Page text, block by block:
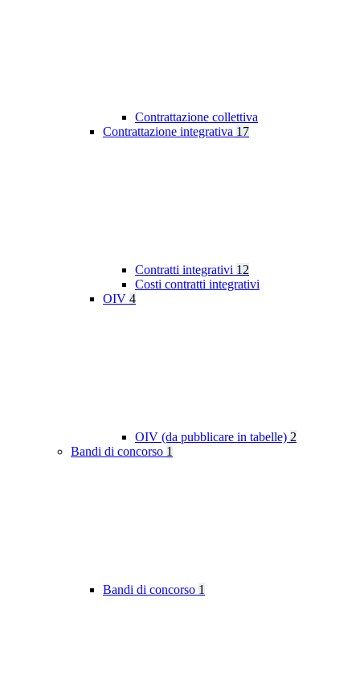
Contrattazione collettiva
Contrattazione integrativa 17
Contratti integrativi 12
Costi contratti integrativi
OIV 4
OIV (da pubblicare in tabelle) 2
Bandi di concorso 1
Bandi di concorso 1